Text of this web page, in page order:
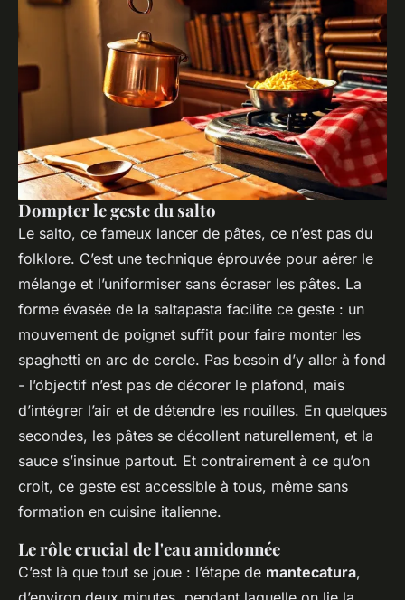
Dompter le geste du salto
Le salto, ce fameux lancer de pâtes, ce n’est pas du
folklore. C’est une technique éprouvée pour aérer le
mélange et l’uniformiser sans écraser les pâtes. La
forme évasée de la saltapasta facilite ce geste : un
mouvement de poignet suffit pour faire monter les
spaghetti en arc de cercle. Pas besoin d’y aller à fond
- l’objectif n’est pas de décorer le plafond, mais
d’intégrer l’air et de détendre les nouilles. En quelques
secondes, les pâtes se décollent naturellement, et la
sauce s’insinue partout. Et contrairement à ce qu’on
croit, ce geste est accessible à tous, même sans
formation en cuisine italienne.
Le rôle crucial de l'eau amidonnée
C’est là que tout se joue : l’étape de mantecatura,